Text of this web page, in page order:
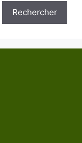
Rechercher